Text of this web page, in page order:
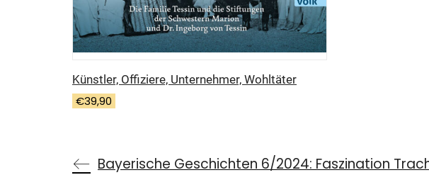
Künstler, Offiziere, Unternehmer, Wohltäter
€39,90
Bayerische Geschichten 6/2024: Faszination